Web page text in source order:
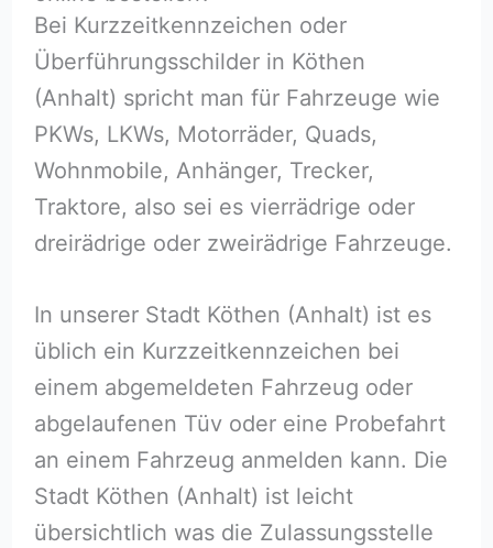
Bei Kurzzeitkennzeichen oder
Überführungsschilder in Köthen
(Anhalt) spricht man für Fahrzeuge wie
PKWs, LKWs, Motorräder, Quads,
Wohnmobile, Anhänger, Trecker,
Traktore, also sei es vierrädrige oder
dreirädrige oder zweirädrige Fahrzeuge.
In unserer Stadt Köthen (Anhalt) ist es
üblich ein Kurzzeitkennzeichen bei
einem abgemeldeten Fahrzeug oder
abgelaufenen Tüv oder eine Probefahrt
an einem Fahrzeug anmelden kann. Die
Stadt Köthen (Anhalt) ist leicht
übersichtlich was die Zulassungsstelle